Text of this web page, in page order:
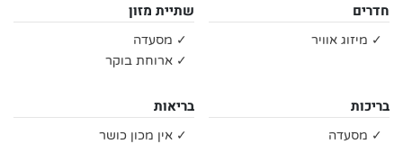
חדרים
✓ מיזוג אוויר
שתיית מזון
✓ מסעדה
✓ ארוחת בוקר
בריכות
✓ מסעדה
בריאות
✓ אין מכון כושר